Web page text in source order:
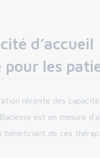
d’accueil
pour les
récente des
est en mesure
bénéficiant de ces